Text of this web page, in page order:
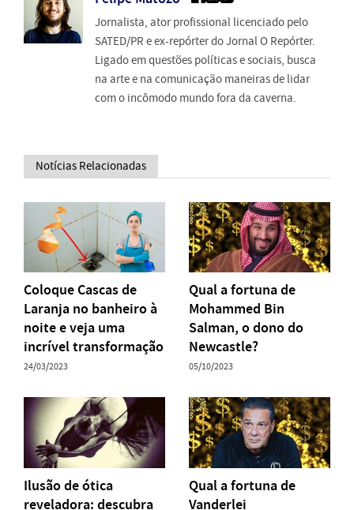
Jornalista, ator profissional licenciado pelo
SATED/PR e ex-repórter do Jornal O Repórter.
Ligado em questões políticas e sociais, busca
na arte e na comunicação maneiras de lidar
com o incômodo mundo fora da caverna.
Notícias Relacionadas
Coloque Cascas de
Laranja no banheiro à
noite e veja uma
incrível transformação
24/03/2023
Qual a fortuna de
Mohammed Bin
Salman, o dono do
Newcastle?
05/10/2023
Ilusão de ótica
reveladora: descubra
Qual a fortuna de
Vanderlei